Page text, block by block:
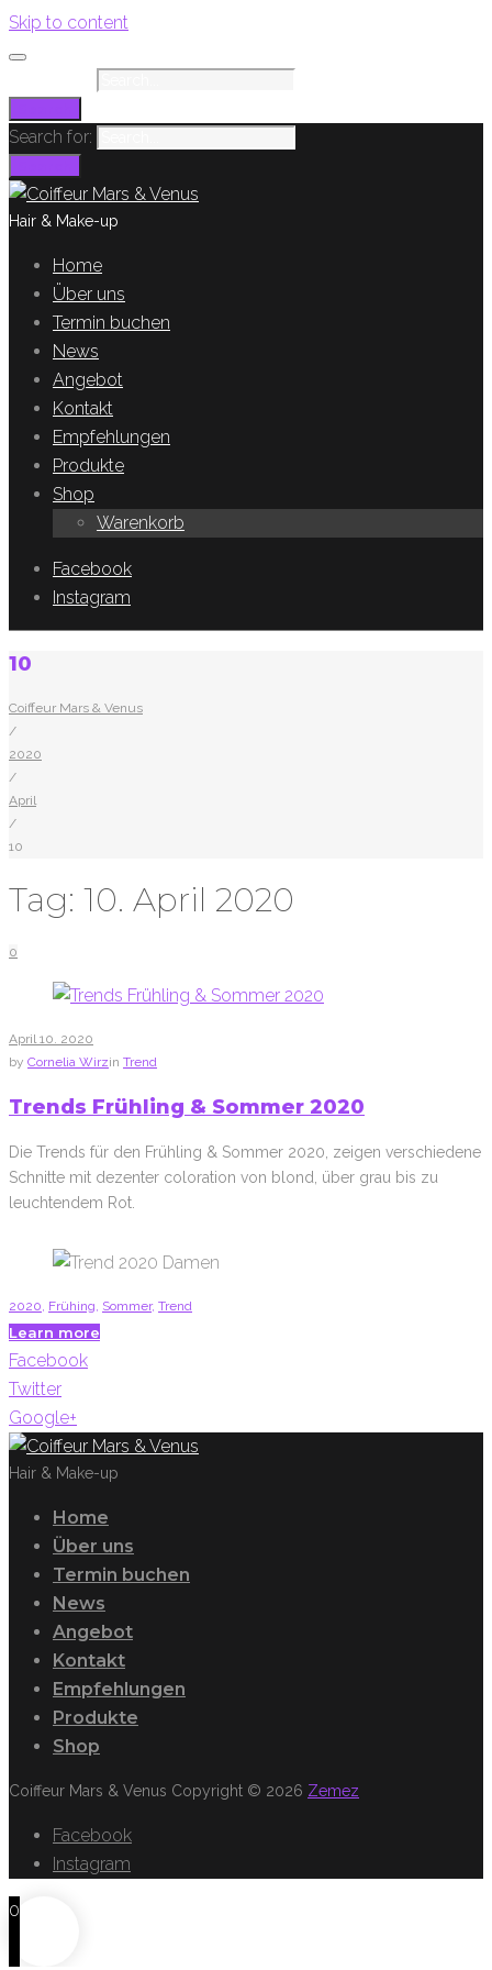
Skip to content
Search for:
Hair & Make-up
Home
Über uns
Termin buchen
News
Angebot
Kontakt
Empfehlungen
Produkte
Shop
Warenkorb
Facebook
Instagram
10
Coiffeur Mars & Venus
/
2020
/
April
/
10
Tag: 10. April 2020
0
April10. 2020
by Cornelia Wirzin Trend
Trends Frühling & Sommer 2020
Die Trends für den Frühling & Sommer 2020, zeigen verschiedene
Schnitte mit dezenter coloration von blond, über grau bis zu
leuchtendem Rot.
2020, Frühing, Sommer, Trend
Learn more
Facebook
Twitter
Google+
Hair & Make-up
Home
Über uns
Termin buchen
News
Angebot
Kontakt
Empfehlungen
Produkte
Shop
Coiffeur Mars & Venus Copyright © 2026 Zemez
Facebook
Instagram
0